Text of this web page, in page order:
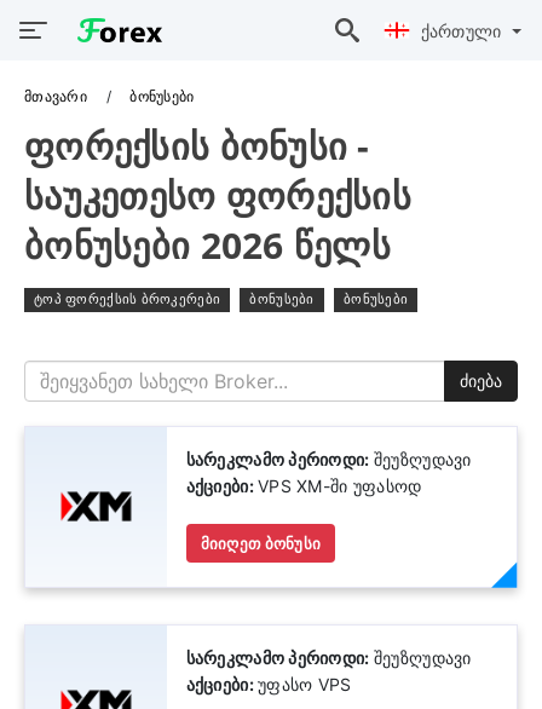
Ქართული
Მთავარი ბონუსები
Ფორექსის Ბონუსი -
Საუკეთესო Ფორექსის
Ბონუსები 2026 Წელს
ტოპ ფორექსის ბროკერები ბონუსები ბონუსები
ძიება
სარეკლამო პერიოდი: შეუზღუდავი
აქციები:VPS XM-ში უფასოდ
მიიღეთ ბონუსი
სარეკლამო პერიოდი: შეუზღუდავი
აქციები:უფასო VPS